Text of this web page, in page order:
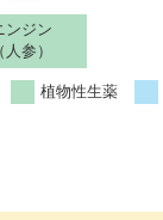
ンジン
（人参）
植物性生薬